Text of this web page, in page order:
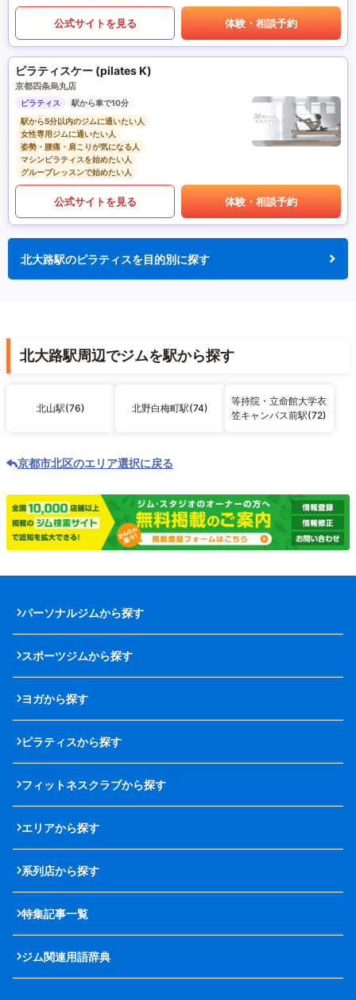
公式サイトを見る 体験・相談予約
ピラティスケー (pilates K)
京都四条烏丸店
ピラティス
駅から車で10分
駅から5分以内のジムに通いたい人
女性専用ジムに通いたい人
姿勢・腰痛・肩こりが気になる人
マシンピラティスを始めたい人
グループレッスンで始めたい人
公式サイトを見る 体験・相談予約
北大路駅のピラティスを目的別に探す
北大路駅周辺でジムを駅から探す
北山駅(76) 北野白梅町駅(74)
等持院・立命館大学衣
笠キャンパス前駅(72)
京都市北区のエリア選択に戻る
パーソナルジムから探す
スポーツジムから探す
ヨガから探す
ピラティスから探す
フィットネスクラブから探す
エリアから探す
系列店から探す
特集記事一覧
ジム関連用語辞典